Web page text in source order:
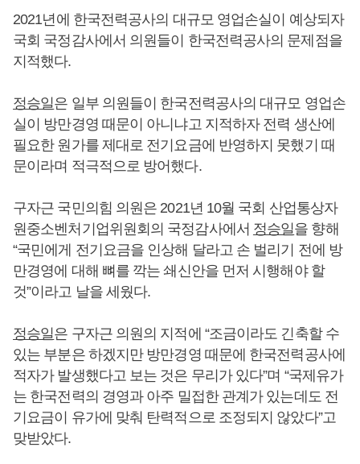
2021년에 한국전력공사의 대규모 영업손실이 예상되자
국회 국정감사에서 의원들이 한국전력공사의 문제점을
지적했다.
정승일은 일부 의원들이 한국전력공사의 대규모 영업손
실이 방만경영 때문이 아니냐고 지적하자 전력 생산에
필요한 원가를 제대로 전기요금에 반영하지 못했기 때
문이라며 적극적으로 방어했다.
구자근 국민의힘 의원은 2021년 10월 국회 산업통상자
원중소벤처기업위원회의 국정감사에서 정승일을 향해
“국민에게 전기요금을 인상해 달라고 손 벌리기 전에 방
만경영에 대해 뼈를 깍는 쇄신안을 먼저 시행해야 할
것”이라고 날을 세웠다.
정승일은 구자근 의원의 지적에 “조금이라도 긴축할 수
있는 부분은 하겠지만 방만경영 때문에 한국전력공사에
적자가 발생했다고 보는 것은 무리가 있다”며 “국제유가
는 한국전력의 경영과 아주 밀접한 관계가 있는데도 전
기요금이 유가에 맞춰 탄력적으로 조정되지 않았다”고
맞받았다.